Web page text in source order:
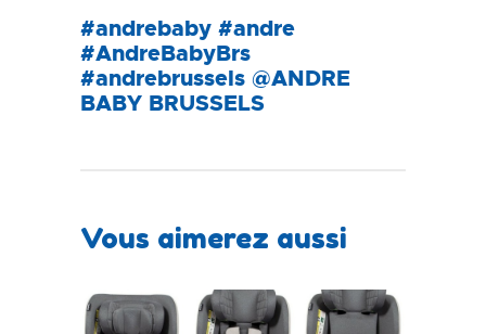
#andrebaby #andre
#AndreBabyBrs
#andrebrussels @ANDRE
BABY BRUSSELS
Vous aimerez aussi